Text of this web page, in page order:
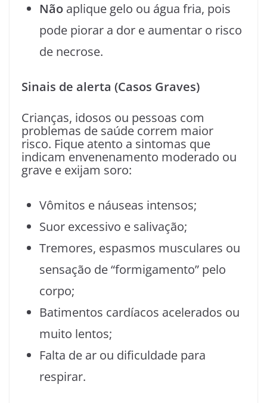
Não aplique gelo ou água fria, pois
pode piorar a dor e aumentar o risco
de necrose.
Sinais de alerta (Casos Graves)
Crianças, idosos ou pessoas com
problemas de saúde correm maior
risco. Fique atento a sintomas que
indicam envenenamento moderado ou
grave e exijam soro:
Vômitos e náuseas intensos;
Suor excessivo e salivação;
Tremores, espasmos musculares ou
sensação de “formigamento” pelo
corpo;
Batimentos cardíacos acelerados ou
muito lentos;
Falta de ar ou dificuldade para
respirar.